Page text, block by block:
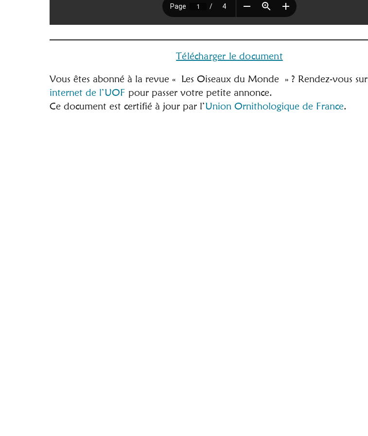
Télécharger le document
Vous êtes abonné à la revue « Les Oiseaux du Monde » ? Rendez-vous sur
internet de l’UOF pour passer votre petite annonce.
Ce document est certifié à jour par l’Union Ornithologique de France.